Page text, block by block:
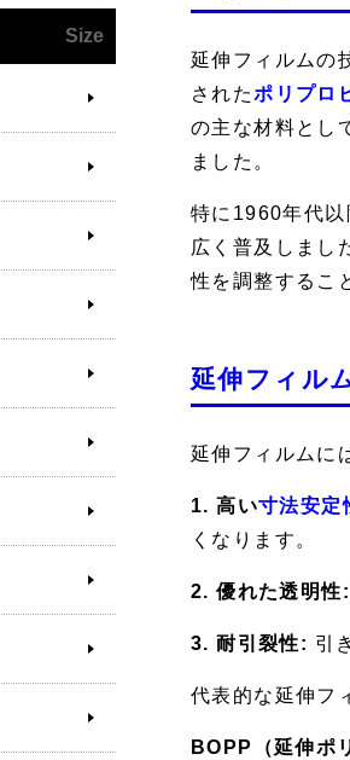
延伸フィルムの
されたポリプロ
の主な材料とし
ました。
特に1960年代以
広く普及しまし
性を調整するこ
延伸フィル
延伸フィルムに
1. 高い寸法安定
くなります。
2. 優れた透明性:
3. 耐引裂性: 引
代表的な延伸フ
BOPP（延伸ポ
Size